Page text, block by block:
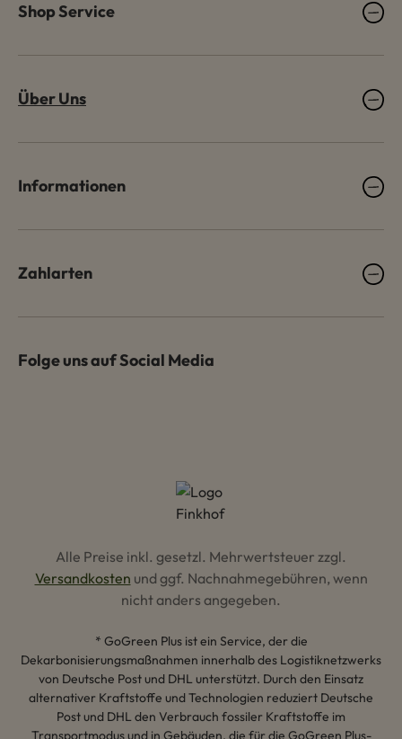
Shop Service
Über Uns
Informationen
Zahlarten
Folge uns auf Social Media
Alle Preise inkl. gesetzl. Mehrwertsteuer zzgl.
Versandkosten und ggf. Nachnahmegebühren, wenn
nicht anders angegeben.
* GoGreen Plus ist ein Service, der die
Dekarbonisierungsmaßnahmen innerhalb des Logistiknetzwerks
von Deutsche Post und DHL unterstützt. Durch den Einsatz
alternativer Kraftstoffe und Technologien reduziert Deutsche
Post und DHL den Verbrauch fossiler Kraftstoffe im
Transportmodus und in Gebäuden, die für die GoGreen Plus-